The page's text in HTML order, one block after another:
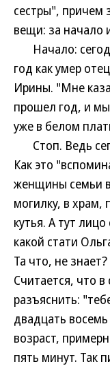
сестры", причем
вещи: за начало
Начало:
год как умер
Ирины. "Мне
прошел год, и
уже в белом
Стоп. Ведь
Как это
женщины семьи
могилку, в храм,
кутья. А тут
какой стати
Та что, не
Считается, что
разъяснить:
двадцать
возраст,
пять минут. Так